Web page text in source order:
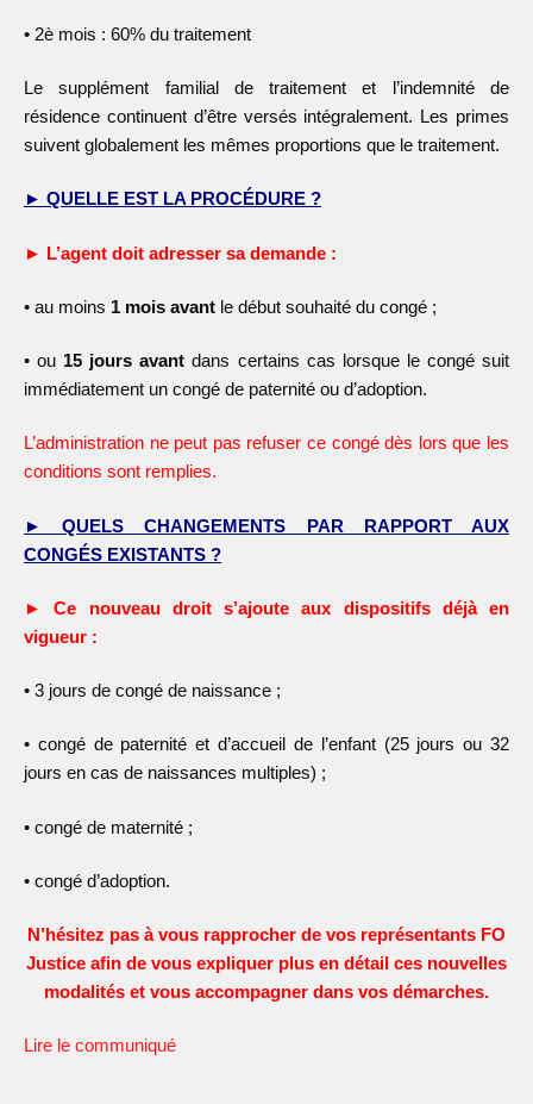
• 2è mois : 60% du traitement
Le supplément familial de traitement et l’indemnité de
résidence continuent d’être versés intégralement. Les primes
suivent globalement les mêmes proportions que le traitement.
► QUELLE EST LA PROCÉDURE ?
► L’agent doit adresser sa demande :
• au moins 1 mois avant le début souhaité du congé ;
• ou 15 jours avant dans certains cas lorsque le congé suit
immédiatement un congé de paternité ou d’adoption.
L’administration ne peut pas refuser ce congé dès lors que les
conditions sont remplies.
► QUELS CHANGEMENTS PAR RAPPORT AUX
CONGÉS EXISTANTS ?
► Ce nouveau droit s’ajoute aux dispositifs déjà en
vigueur :
• 3 jours de congé de naissance ;
• congé de paternité et d’accueil de l’enfant (25 jours ou 32
jours en cas de naissances multiples) ;
• congé de maternité ;
• congé d’adoption.
N’hésitez pas à vous rapprocher de vos représentants FO
Justice afin de vous expliquer plus en détail ces nouvelles
modalités et vous accompagner dans vos démarches.
Lire le communiqué